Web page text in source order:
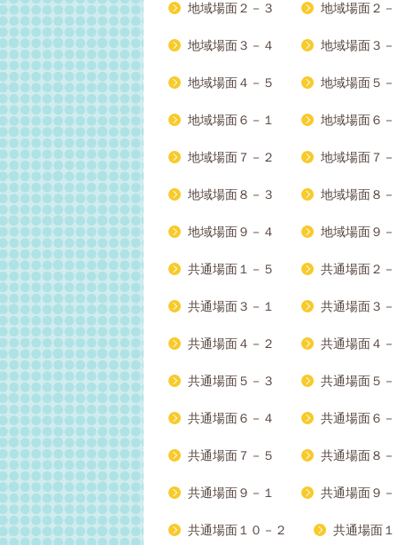
地域場面２－３ 地域場面２
地域場面３－４ 地域場面３
地域場面４－５ 地域場面５
地域場面６－１ 地域場面６
地域場面７－２ 地域場面７
地域場面８－３ 地域場面８
地域場面９－４ 地域場面９
共通場面１－５ 共通場面２
共通場面３－１ 共通場面３
共通場面４－２ 共通場面４
共通場面５－３ 共通場面５
共通場面６－４ 共通場面６
共通場面７－５ 共通場面８
共通場面９－１ 共通場面９
共通場面１０－２ 共通場面